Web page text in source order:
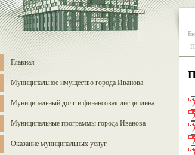
Главная
Муниципальное имущество города Иванова
Муниципальный долг и финансовая дисциплина
Муниципальные программы города Иванова
Оказание муниципальных услуг